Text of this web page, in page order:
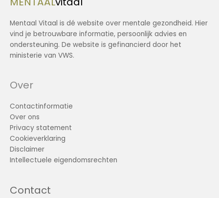
Mentaal Vitaal is dé website over mentale gezondheid. Hier
vind je betrouwbare informatie, persoonlijk advies en
ondersteuning. De website is gefinancierd door het
ministerie van VWS.
Over
Contactinformatie
Over ons
Privacy statement
Cookieverklaring
Disclaimer
Intellectuele eigendomsrechten
Contact